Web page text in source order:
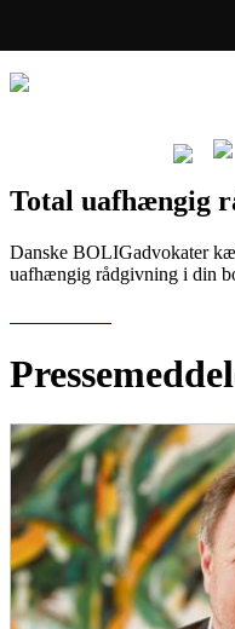
Total uafhængig
Danske BOLIGadvokater
uafhængig rådgivning i din